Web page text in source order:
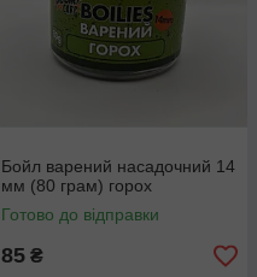
Бойл варений насадочний 14
мм (80 грам) горох
Готово до відправки
85 ₴